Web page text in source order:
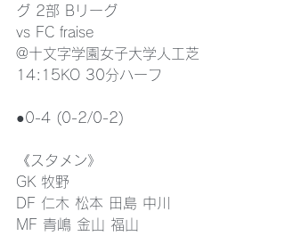
グ 2部 Bリーグ
vs FC fraise
@十文字学園女子大学人工芝
14:15KO 30分ハーフ
●0-4 (0-2/0-2)
《スタメン》
GK 牧野
DF 仁木 松本 田島 中川
MF 青嶋 金山 福山